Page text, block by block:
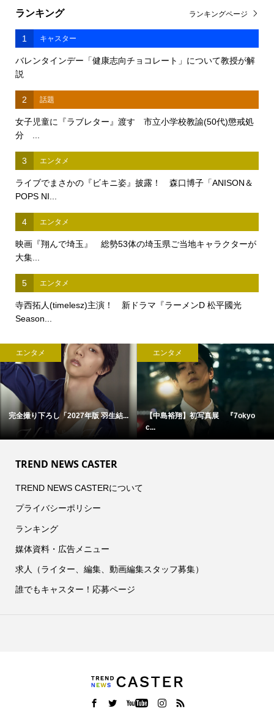
ランキング
1 キャスター
バレンタインデー「健康志向チョコレート」について教授が解
説
2 話題
女子児童に『ラブレター』渡す 市立小学校教諭(50代)懲戒処
分 ...
3 エンタメ
ライブでまさかの『ビキニ姿』披露！ 森口博子「ANISON＆
POPS NI...
4 エンタメ
映画『翔んで埼玉』 総勢53体の埼玉県ご当地キャラクターが
大集...
5 エンタメ
寺西拓人(timelesz)主演！ 新ドラマ『ラーメンD 松平國光
Season...
ランキングページ
エンタメ
完全撮り下ろし「2027年版 羽生結...
エンタメ
【中島裕翔】初写真展 『7okyo
c...
TREND NEWS CASTER
TREND NEWS CASTERについて
プライバシーポリシー
ランキング
媒体資料・広告メニュー
求人（ライター、編集、動画編集スタッフ募集）
誰でもキャスター！応募ページ